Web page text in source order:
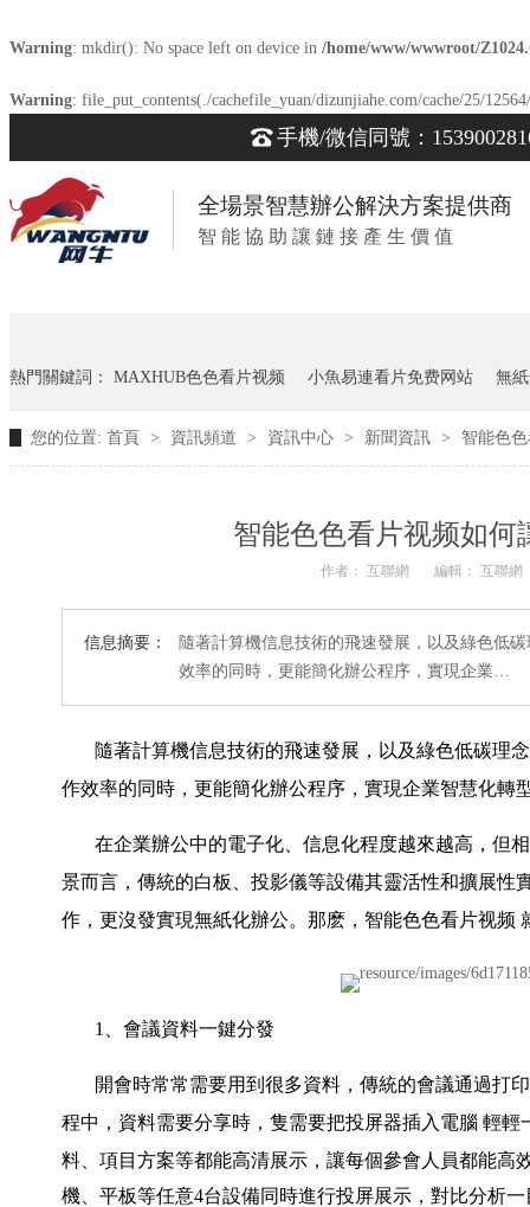
Warning: mkdir(): No space left on device in /home/www/wwwroot/
Warning: file_put_contents(./cachefile_yuan/dizunjiahe.com/cache/25/
手機/微信同號：
全場景智慧辦公解決方案提供商
智 能 協 助 讓 鏈 接 產 生 價 值
熱門關鍵詞： MAXHUB色色看片视频 小魚易連看片免费网站 無
您的位置: 首頁 > 資訊頻道 > 資訊中心 > 新聞資訊 > 智能色
智能色色看片视频如何
作者： 互聯網 編輯： 互聯網
信息摘要：
隨著計算機信息技術的飛速發展，以及綠色低
效率的同時，更能簡化辦公程序，實現企業…
隨著計算機信息技術的飛速發展，以及綠色低碳理
作效率的同時，更能簡化辦公程序，實現企業智慧化轉
在企業辦公中的電子化、信息化程度越來越高，但
景而言，傳統的白板
、投影儀等設備其靈活性和擴展性
作，更沒發實現無紙化辦公。那麽，智能色色看片视频
1、會議資料一鍵分發
開會時常常需要用到很多資料，傳統的會議通過打
程中，資料需要分享時，隻需要把投屏器插入電腦 輕輕
料、項目方案等都能高清展示，讓每個參會人員都能高
機、平板等任意4台設備同時進行投屏展示，對比分析